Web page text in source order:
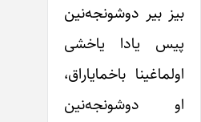
بیز بیر دوشونجه‌نین
پیس یادا یاخشی
اولماغینا باخمایاراق،
او دوشونجه‌نین